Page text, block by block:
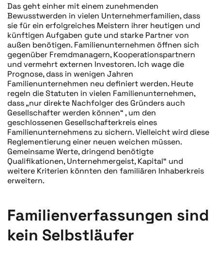
Das geht einher mit einem zunehmenden
Bewusstwerden in vielen Unternehmerfamilien, dass
sie für ein erfolgreiches Meistern ihrer heutigen und
künftigen Aufgaben gute und starke Partner von
außen benötigen. Familienunternehmen öffnen sich
gegenüber Fremdmanagern, Kooperationspartnern
und vermehrt externen Investoren. Ich wage die
Prognose, dass in wenigen Jahren
Familienunternehmen neu definiert werden. Heute
regeln die Statuten in vielen Familienunternehmen,
dass „nur direkte Nachfolger des Gründers auch
Gesellschafter werden können“ , um den
geschlossenen Gesellschafterkreis eines
Familienunternehmens zu sichern. Vielleicht wird diese
Reglementierung einer neuen weichen müssen.
Gemeinsame Werte, dringend benötigte
Qualifikationen, Unternehmergeist, Kapital“ und
weitere Kriterien könnten den familiären Inhaberkreis
erweitern.
Familienverfassungen sind
kein Selbstläufer